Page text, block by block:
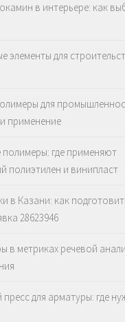
в интерьере: как
элементы для
для
применение
где применяют
полиэтилен и винипласт
в Казани: как
28623946
в метриках речевой
пресс для арматуры: где